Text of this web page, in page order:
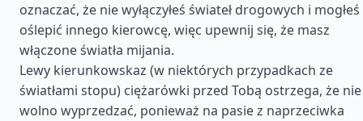
oznaczać, że nie wyłączyłeś świateł drogowych i mogłeś
oślepić innego kierowcę, więc upewnij się, że masz
włączone światła mijania.
Lewy kierunkowskaz (w niektórych przypadkach ze
światłami stopu) ciężarówki przed Tobą ostrzega, że nie
wolno wyprzedzać, ponieważ na pasie z naprzeciwka